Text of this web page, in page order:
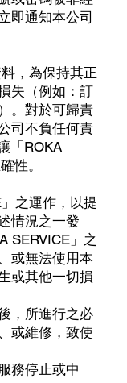
即通知本公司
，為保持其正
失（例如：訂
。對於可歸責
司不負任何責
「ROKA
性。
之運作，以提
情況之一發
SERVICE」之
或無法使用本
或其他一切損
，所進行之必
或維修，致使
務停止或中